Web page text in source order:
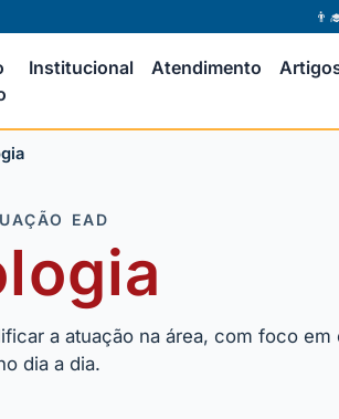
Institucional Atendimento
EAD
a atuação na área, com foco
dia a dia.